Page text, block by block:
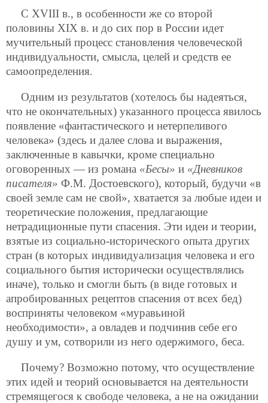
С XVIII в., в особенности же со второй
половины XIX в. и до сих пор в России идет
мучительный процесс становления человеческой
индивидуальности, смысла, целей и средств ее
самоопределения.
Одним из результатов (хотелось бы надеяться,
что не окончательных) указанного процесса явилось
появление «фантастического и нетерпеливого
человека» (здесь и далее слова и выражения,
заключенные в кавычки, кроме специально
оговоренных — из романа «Бесы» и «Дневников
писателя» Ф.М. Достоевского), который, будучи «в
своей земле сам не свой», хватается за любые идеи и
теоретические положения, предлагающие
нетрадиционные пути спасения. Эти идеи и теории,
взятые из социально-исторического опыта других
стран (в которых индивидуализация человека и его
социального бытия исторически осуществлялись
иначе), только и смогли быть (в виде готовых и
апробированных рецептов спасения от всех бед)
восприняты человеком «муравьиной
необходимости», а овладев и подчинив себе его
душу и ум, сотворили из него одержимого, беса.
Почему? Возможно потому, что осуществление
этих идей и теорий основывается на деятельности
стремящегося к свободе человека, а не на ожидании